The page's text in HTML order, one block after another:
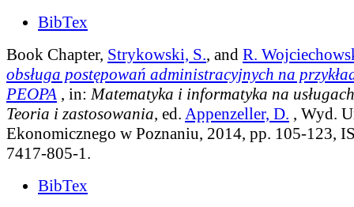
BibTex
Book Chapter, Strykowski, S., and R.
obsługa postępowań administracyjnych na
PEOPA , in: Matematyka i informatyka na
Teoria i zastosowania, ed. Appenzeller, D. , Wyd.
Ekonomicznego w Poznaniu, 2014, pp. 105-123,
7417-805-1.
BibTex